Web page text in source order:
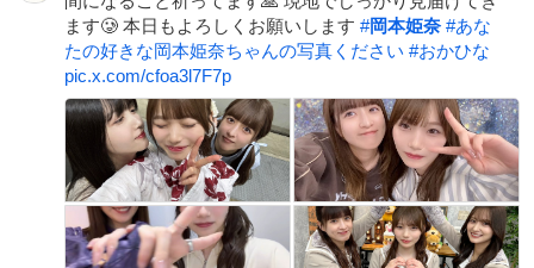
ます🥲 本日もよろしくお願いします #岡本姫奈 #あな
たの好きな岡本姫奈ちゃんの写真ください #おかひな
pic.x.com/cfoa3l7F7p